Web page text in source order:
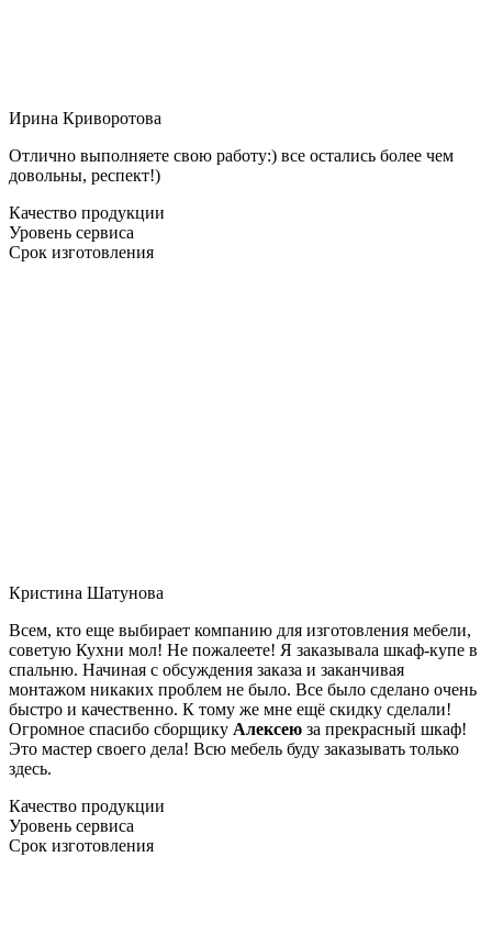
Ирина Криворотова
Отлично выполняете свою работу:) все остались более чем
довольны, респект!)
Качество продукции
Уровень сервиса
Срок изготовления
Кристина Шатунова
Всем, кто еще выбирает компанию для изготовления мебели,
советую Кухни мол! Не пожалеете! Я заказывала шкаф-купе в
спальню. Начиная с обсуждения заказа и заканчивая
монтажом никаких проблем не было. Все было сделано очень
быстро и качественно. К тому же мне ещё скидку сделали!
Огромное спасибо сборщику Алексею за прекрасный шкаф!
Это мастер своего дела! Всю мебель буду заказывать только
здесь.
Качество продукции
Уровень сервиса
Срок изготовления